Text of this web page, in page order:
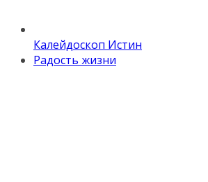
Калейдоскоп Истин
Радость жизни